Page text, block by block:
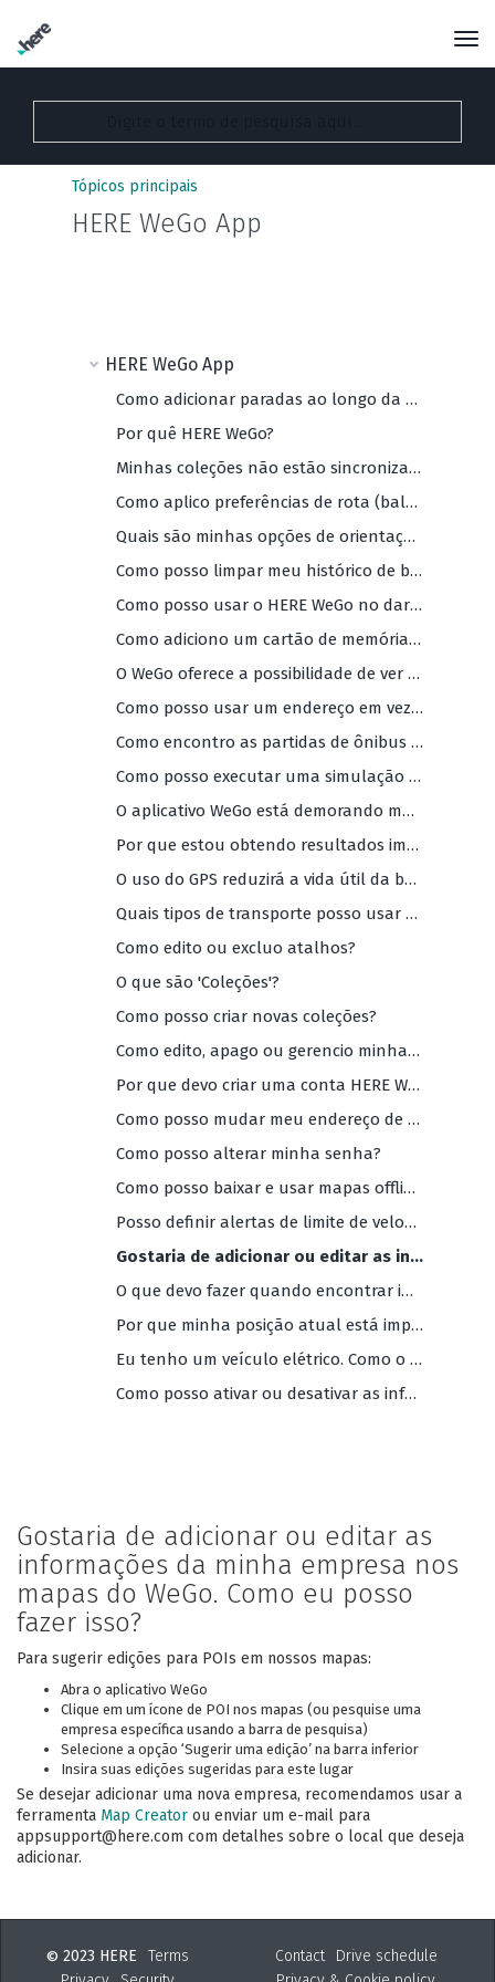
Tópicos principais
HERE WeGo App
HERE WeGo App
Como adicionar paradas ao longo da sua rota?
Por quê HERE WeGo?
Minhas coleções não estão sincronizando. O que devo fazer?
Como aplico preferências de rota (balsas, rodovias, estradas com pedágio, etc.)?
Quais são minhas opções de orientação por voz (e quais são os idiomas disponíveis)?
Como posso limpar meu histórico de buscas?
Como posso usar o HERE WeGo no dark mode?
Como adiciono um cartão de memória para armazenamento externo?
O WeGo oferece a possibilidade de ver os mapas em 2D (com o Norte para cima)?
Como posso usar um endereço em vez da minha localização atual como ponto de partida da minha navegação?
Como encontro as partidas de ônibus e/ou trem mais próximas?
Como posso executar uma simulação de navegação?
O aplicativo WeGo está demorando muito para carregar e/ou é muito lento. O que devo fazer?
Por que estou obtendo resultados imprecisos para minha pesquisa ou qualquer resultado de pesquisa?
O uso do GPS reduzirá a vida útil da bateria do meu telefone?
Quais tipos de transporte posso usar com o aplicativo HERE WeGo?
Como edito ou excluo atalhos?
O que são 'Coleções'?
Como posso criar novas coleções?
Como edito, apago ou gerencio minhas coleções?
Por que devo criar uma conta HERE WeGo?
Como posso mudar meu endereço de e-mail?
Como posso alterar minha senha?
Como posso baixar e usar mapas offline?
Posso definir alertas de limite de velocidade?
Gostaria de adicionar ou editar as informações da minha empresa nos mapas do WeGo. Como eu posso fazer isso?
O que devo fazer quando encontrar informações imprecisas e/ou ausentes nos mapas do WeGo?
Por que minha posição atual está imprecisa?
Eu tenho um veículo elétrico. Como o HERE WeGo pode me ajudar?
Como posso ativar ou desativar as informações de trânsito?
Gostaria de adicionar ou editar as
informações da minha empresa nos
mapas do WeGo. Como eu posso
fazer isso?
Para sugerir edições para POIs em nossos mapas:
Abra o aplicativo WeGo
Clique em um ícone de POI nos mapas (ou pesquise uma
empresa específica usando a barra de pesquisa)
Selecione a opção ‘Sugerir uma edição’ na barra inferior
Insira suas edições sugeridas para este lugar
Se desejar adicionar uma nova empresa, recomendamos usar a
ferramenta Map Creator ou enviar um e-mail para
appsupport@here.com com detalhes sobre o local que deseja
adicionar.
© 2023 HERE
Terms
Contact
Drive schedule